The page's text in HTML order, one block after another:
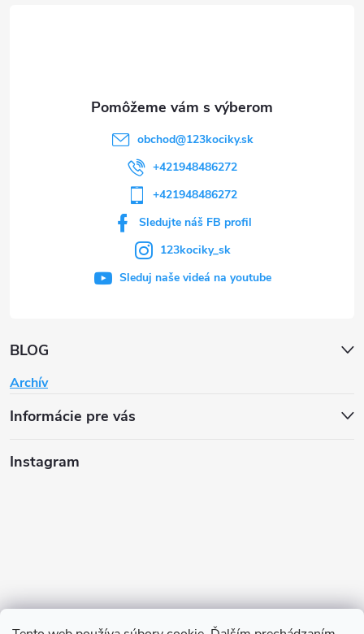
BLOG
Archív
Informácie pre vás
obchod@123kociky.sk
+421948486272
+421948486272
Sledujte náš FB profil
123kociky_sk
Sleduj naše videá na youtube
Instagram